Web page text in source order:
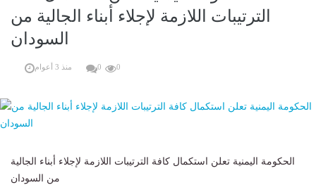
الترتيبات اللازمة لإجلاء أبناء الجالية من
السودان
منذ 3 أعوام 0 0
الحكومة اليمنية تعلن استكمال كافة الترتيبات اللازمة لإجلاء أبناء الجالية
من السودان